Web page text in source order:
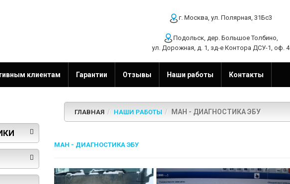
г. Москва, ул. Полярная, 31Бс3
Подольск, дер. Большое Толбино,
ул. Дорожная, д. 1, зд-е Контора ДСУ-1, оф. 4
клиентам Гарантии Отзывы Наши работы Контакты
ГЛАВНАЯ НАШИ РАБОТЫ МАН - ДИАГНОСТИКА ЭБУ
МАН - ДИАГНОСТИКА ЭБУ